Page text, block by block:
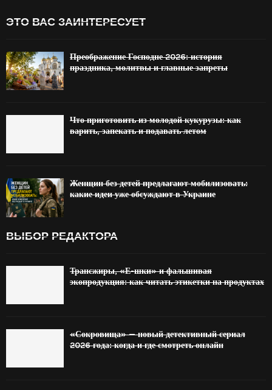
ЭТО ВАС ЗАИНТЕРЕСУЕТ
Преображение Господне 2026: история
праздника, молитвы и главные запреты
Что приготовить из молодой кукурузы: как
варить, запекать и подавать летом
Женщин без детей предлагают мобилизовать:
какие идеи уже обсуждают в Украине
ВЫБОР РЕДАКТОРА
Трансжиры, «Е-шки» и фальшивая
экопродукция: как читать этикетки на продуктах
«Сокровища» — новый детективный сериал
2026 года: когда и где смотреть онлайн